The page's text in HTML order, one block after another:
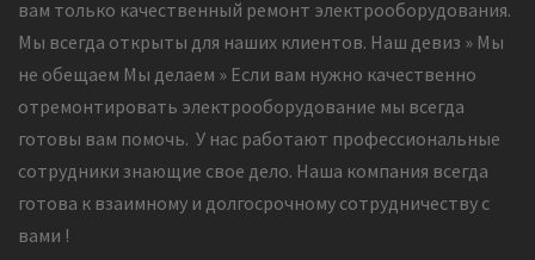
вам только качественный ремонт электрооборудования.
Мы всегда открыты для наших клиентов. Наш девиз » Мы
не обещаем Мы делаем » Если вам нужно качественно
отремонтировать электрооборудование мы всегда
готовы вам помочь. У нас работают профессиональные
сотрудники знающие свое дело. Наша компания всегда
готова к взаимному и долгосрочному сотрудничеству с
вами !